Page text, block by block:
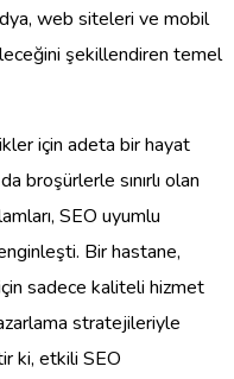
web siteleri ve mobil
şekillendiren temel
için adeta bir hayat
broşürlerle sınırlı olan
SEO uyumlu
Bir hastane,
sadece kaliteli hizmet
stratejileriyle
ki, etkili SEO